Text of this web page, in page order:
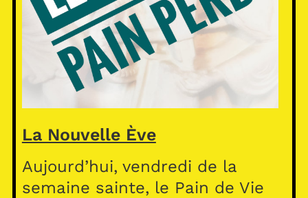
La Nouvelle Ève
Aujourd’hui, vendredi de la
semaine sainte, le Pain de Vie